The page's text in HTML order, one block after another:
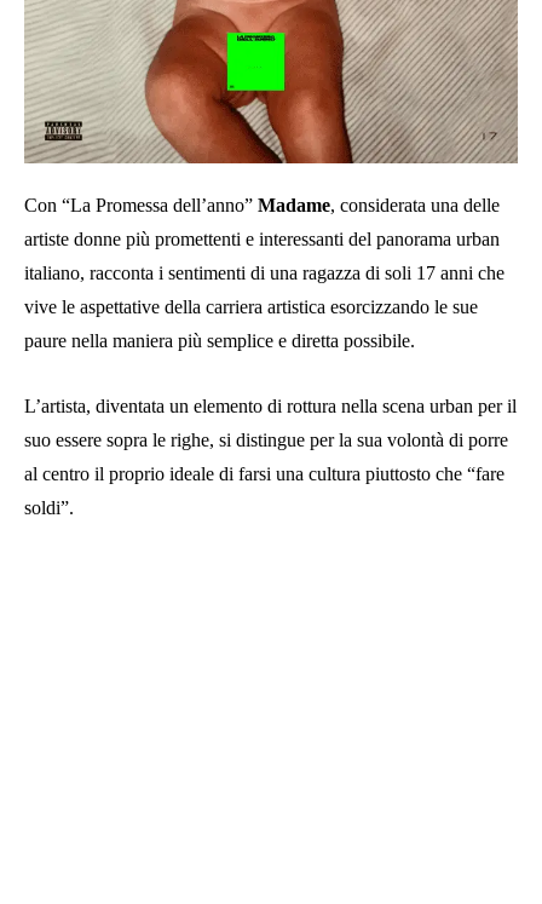
Con “La Promessa dell’anno” Madame, considerata una delle
artiste donne più promettenti e interessanti del panorama urban
italiano, racconta i sentimenti di una ragazza di soli 17 anni che
vive le aspettative della carriera artistica esorcizzando le sue
paure nella maniera più semplice e diretta possibile.
L’artista, diventata un elemento di rottura nella scena urban per il
suo essere sopra le righe, si distingue per la sua volontà di porre
al centro il proprio ideale di farsi una cultura piuttosto che “fare
soldi”.